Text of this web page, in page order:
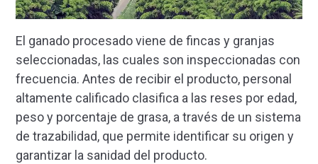
El ganado procesado viene de fincas y granjas
seleccionadas, las cuales son inspeccionadas con
frecuencia. Antes de recibir el producto, personal
altamente calificado clasifica a las reses por edad,
peso y porcentaje de grasa, a través de un sistema
de trazabilidad, que permite identificar su origen y
garantizar la sanidad del producto.